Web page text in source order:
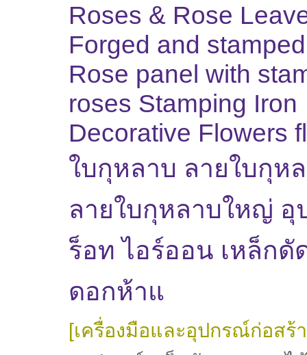
Roses & Rose
Forged and
Rose panel with
roses Stamping Iron
Decorative Flowers
ใบกุหลาบ ลายใบกุห
ลายใบกุหลาบใหญ่
ร็อท ไอร์ออน เหล็กดั
ดอกห้าแ
[เครื่องมือและอุปกรณ์ก่อสร้